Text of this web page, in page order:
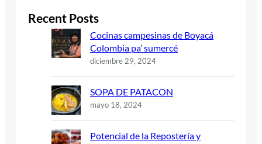
Recent Posts
Cocinas campesinas de Boyacá
Colombia pa’ sumercé
diciembre 29, 2024
SOPA DE PATACON
mayo 18, 2024
Potencial de la Repostería y